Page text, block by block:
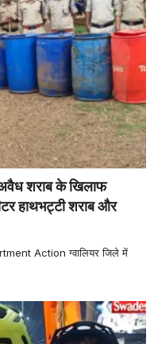
शराब के खिलाफ
हाथभट्टी शराब और
Action ग्वालियर जिले में